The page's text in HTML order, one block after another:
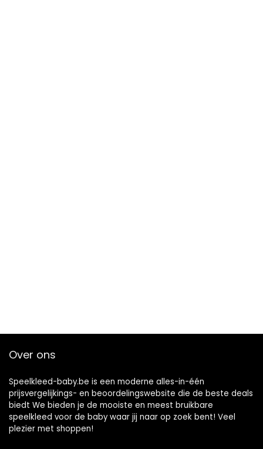
Over ons
Speelkleed-baby.be is een moderne alles-in-één
prijsvergelijkings- en beoordelingswebsite die de beste deals
biedt We bieden je de mooiste en meest bruikbare
speelkleed voor de baby waar jij naar op zoek bent! Veel
plezier met shoppen!